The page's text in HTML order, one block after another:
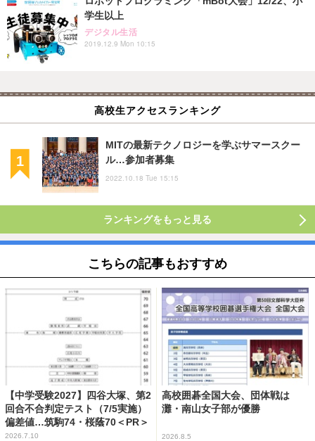
学生以上
デジタル生活
2019.12.9 Mon 10:15
高校生アクセスランキング
MITの最新テクノロジーを学ぶサマースクー
ル…参加者募集
2022.10.18 Tue 15:15
ランキングをもっと見る
こちらの記事もおすすめ
【中学受験2027】四谷大塚、第2
回合不合判定テスト（7/5実施）
偏差値…筑駒74・桜蔭70＜PR＞
2026.7.10
高校囲碁全国大会、団体戦は
灘・南山女子部が優勝
2026.8.5